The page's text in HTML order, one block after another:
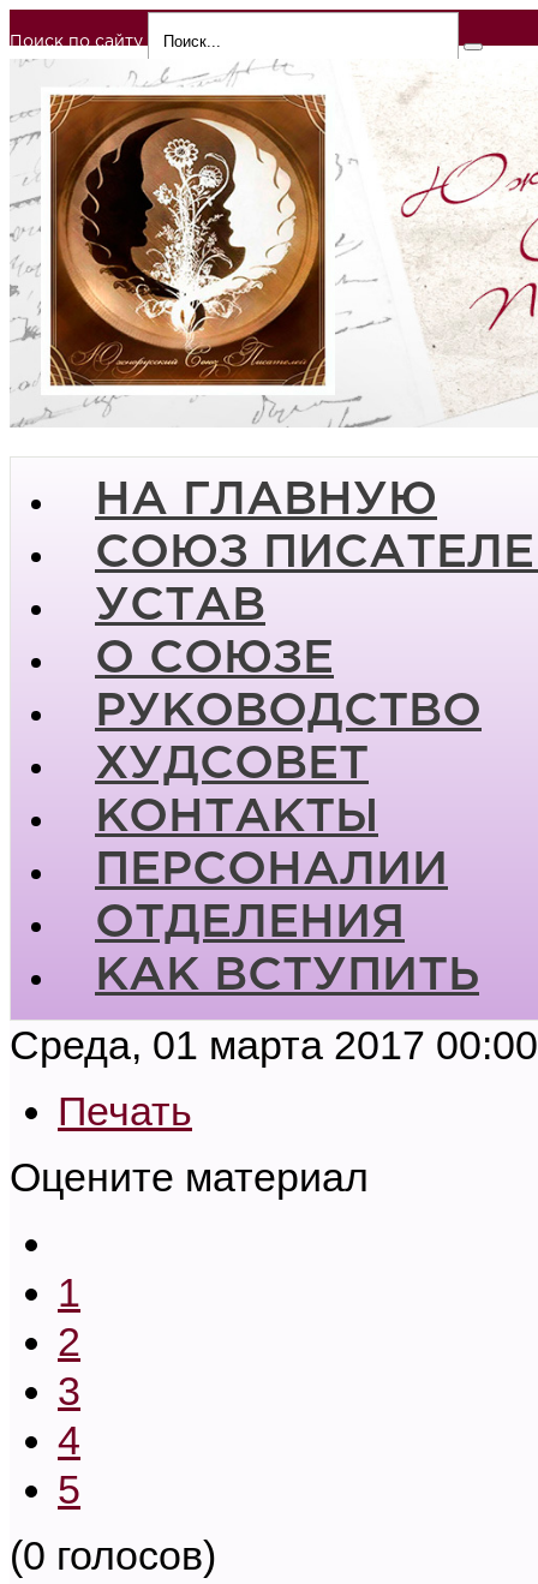
Поиск по сайту
НА ГЛАВНУЮ
СОЮЗ
УСТАВ
О СОЮЗЕ
РУКОВОДСТВО
ХУДСОВЕТ
КОНТАКТЫ
ПЕРСОНАЛИИ
ОТДЕЛЕНИЯ
КАК ВСТУПИТЬ
Среда, 01 марта 2017 00:00
Печать
Оцените материал
1
2
3
4
5
(0 голосов)